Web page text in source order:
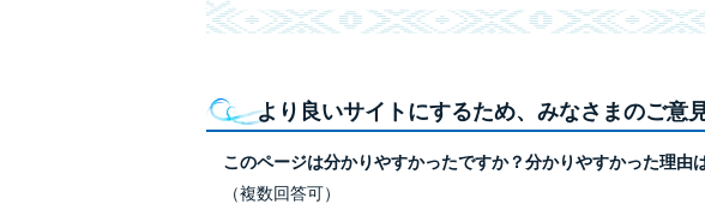
より良いサイトにするため、みなさまのご意
このページは分かりやすかったですか？分かりやすかった理由
（複数回答可）